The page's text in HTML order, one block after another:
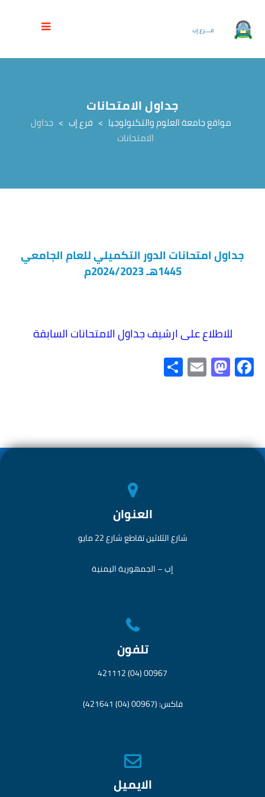
جداول الامتحانات
مواقع جامعة العلوم والتكنولوجيا > فرع إب > جداول
الامتحانات
جداول امتحانات الدور التكميلي للعام الجامعي
1445هـ 2024/2023م
للاطلاع على ارشيف جداول الامتحانات السابقة
Fa
ce
ok
M
as
o
E
m
العنوان
شارع الثلاثين تقاطع شارع 22 مايو
إب – الجمهورية اليمنية
تلفون
00967 (04) 421112
فاكس: (00967 (04) 421641)
الايميل